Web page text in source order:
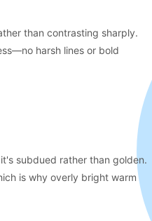
than contrasting sharply.
harsh lines or bold
subdued rather than golden.
is why overly bright warm